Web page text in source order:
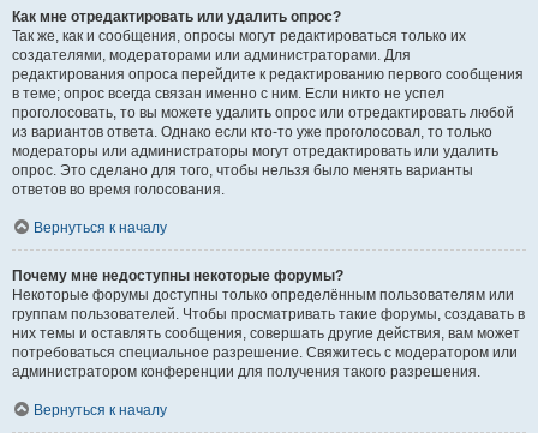
Как мне отредактировать или удалить опрос?
Так же, как и сообщения, опросы могут редактироваться только их
создателями, модераторами или администраторами. Для
редактирования опроса перейдите к редактированию первого сообщения
в теме; опрос всегда связан именно с ним. Если никто не успел
проголосовать, то вы можете удалить опрос или отредактировать любой
из вариантов ответа. Однако если кто-то уже проголосовал, то только
модераторы или администраторы могут отредактировать или удалить
опрос. Это сделано для того, чтобы нельзя было менять варианты
ответов во время голосования.
Вернуться к началу
Почему мне недоступны некоторые форумы?
Некоторые форумы доступны только определённым пользователям или
группам пользователей. Чтобы просматривать такие форумы, создавать в
них темы и оставлять сообщения, совершать другие действия, вам может
потребоваться специальное разрешение. Свяжитесь с модератором или
администратором конференции для получения такого разрешения.
Вернуться к началу